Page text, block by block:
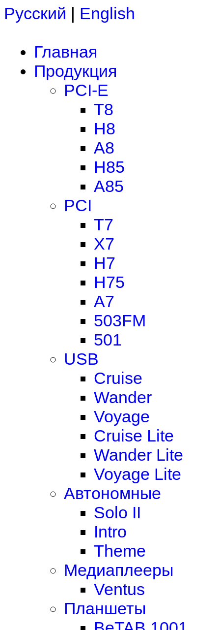
Русский | English
Главная
Продукция
PCI-E
T8
H8
A8
H85
A85
PCI
T7
X7
H7
H75
A7
503FM
501
USB
Cruise
Wander
Voyage
Cruise Lite
Wander Lite
Voyage Lite
Автономные
Solo II
Intro
Theme
Медиаплееры
Ventus
Планшеты